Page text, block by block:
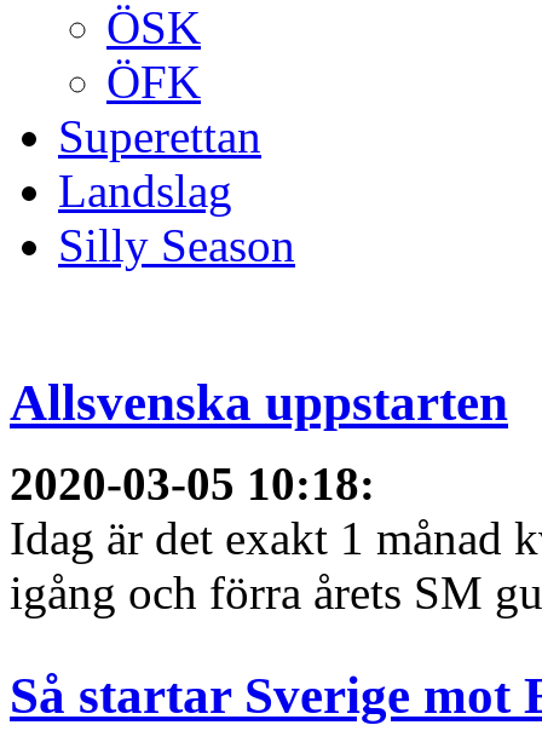
ÖSK
ÖFK
Superettan
Landslag
Silly Season
Allsvenska uppstarten
2020-03-05 10:18:
Idag är det exakt 1 månad
igång och förra årets SM
Så startar Sverige mot